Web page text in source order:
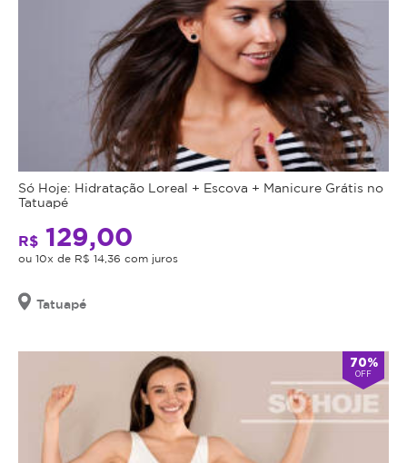
Só Hoje: Hidratação Loreal + Escova + Manicure Grátis no
Tatuapé
R$ 129,00
ou 10x de R$ 14,36 com juros
Tatuapé
70%
OFF